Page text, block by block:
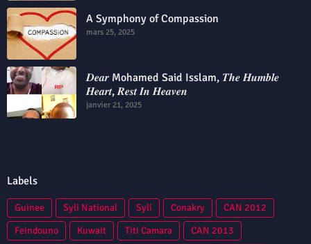
A Symphony of Compassion
mars 25, 2025
𝑫𝒆𝒂𝒓 Mohamed Said Isslam, 𝑻𝒉𝒆 𝑯𝒖𝒎𝒃𝒍𝒆
𝑯𝒆𝒂𝒓𝒕, 𝑹𝒆𝒔𝒕 𝑰𝒏 𝑯𝒆𝒂𝒗𝒆𝒏
janvier 21, 2025
Labels
Guinee Syli National Syli Conakry
CAN 2012
Feindouno
Kuwait Titi Camara
CAN 2013